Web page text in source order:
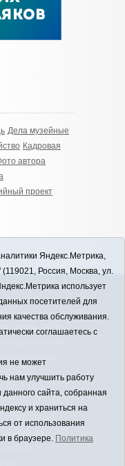
Дела музейные
Кадровая
автора
проект
округа, 2026
издательский
редактор:
2-10-33
66397 от
по
Яндекс.Метрика,
Россия, Москва, ул.
использует
посетителей для
качества обслуживания.
соглашаетесь с
не может
нам улучшить работу
сайта, собранная
и храниться на
от использования
в браузере. Политика